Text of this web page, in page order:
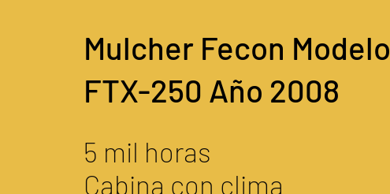
Mulcher Fecon Modelo
FTX-250 Año 2008
5 mil horas
Cabina con clima